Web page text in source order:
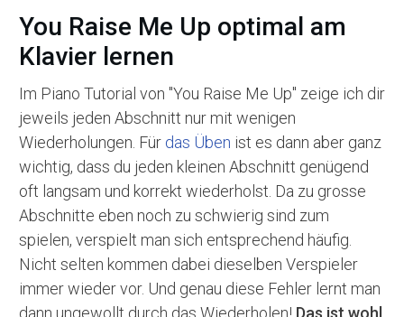
You Raise Me Up optimal am
Klavier lernen
Im Piano Tutorial von "You Raise Me Up" zeige ich dir
jeweils jeden Abschnitt nur mit wenigen
Wiederholungen. Für das Üben ist es dann aber ganz
wichtig, dass du jeden kleinen Abschnitt genügend
oft langsam und korrekt wiederholst. Da zu grosse
Abschnitte eben noch zu schwierig sind zum
spielen, verspielt man sich entsprechend häufig.
Nicht selten kommen dabei dieselben Verspieler
immer wieder vor. Und genau diese Fehler lernt man
dann ungewollt durch das Wiederholen! Das ist wohl